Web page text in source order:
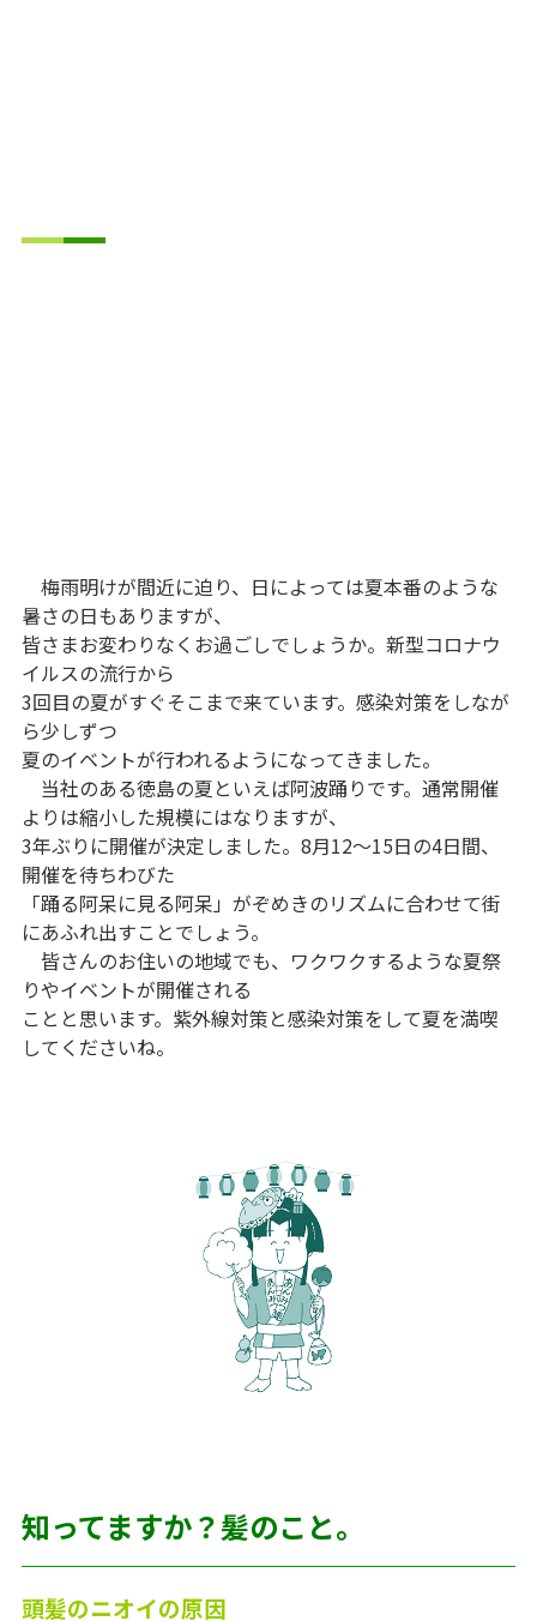
梅雨明けが間近に迫り、日によっては夏本番のような
暑さの日もありますが、
皆さまお変わりなくお過ごしでしょうか。新型コロナウ
イルスの流行から
3回目の夏がすぐそこまで来ています。感染対策をしなが
ら少しずつ
夏のイベントが行われるようになってきました。
当社のある徳島の夏といえば阿波踊りです。通常開催
よりは縮小した規模にはなりますが、
3年ぶりに開催が決定しました。8月12～15日の4日間、
開催を待ちわびた
「踊る阿呆に見る阿呆」がぞめきのリズムに合わせて街
にあふれ出すことでしょう。
皆さんのお住いの地域でも、ワクワクするような夏祭
りやイベントが開催される
ことと思います。紫外線対策と感染対策をして夏を満喫
してくださいね。
知ってますか？髪のこと。
頭髪のニオイの原因